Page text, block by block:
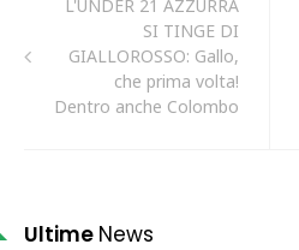
L'UNDER 21 AZZURRA
SI TINGE DI
GIALLOROSSO: Gallo,
che prima volta!
Dentro anche Colombo
Ultime News